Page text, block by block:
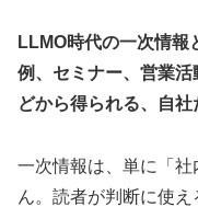
LLMO時代の一次情報
例、セミナー、営業
どから得られる、自社
一次情報は、単に「
ん。読者が判断に使